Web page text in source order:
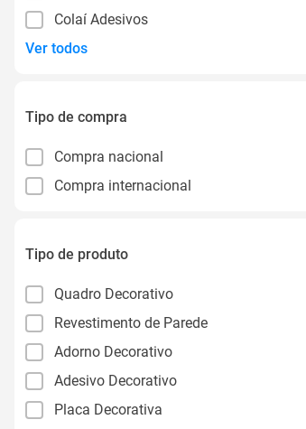
Colaí Adesivos
Ver todos
Tipo de compra
Compra nacional
Compra internacional
Tipo de produto
Quadro Decorativo
Revestimento de Parede
Adorno Decorativo
Adesivo Decorativo
Placa Decorativa